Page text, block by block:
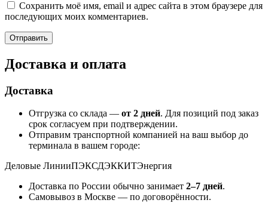
Сохранить моё имя, email и адрес сайта в этом браузере для
последующих моих комментариев.
Доставка и оплата
Доставка
Отгрузка со склада — от 2 дней. Для позиций под заказ
срок согласуем при подтверждении.
Отправим транспортной компанией на ваш выбор до
терминала в вашем городе:
Деловые ЛинииПЭКСДЭККИТЭнергия
Доставка по России обычно занимает 2–7 дней.
Самовывоз в Москве — по договорённости.